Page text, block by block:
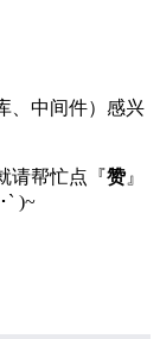
、中间件）感兴
请帮忙点『赞』
` )~